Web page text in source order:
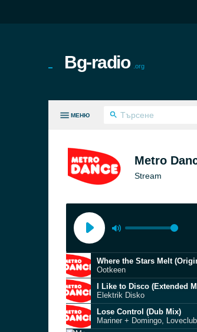
Bg-radio .org
МЕНЮ
Metro
Stream
Where the Stars Melt
Ootkeen
I Like to Disco (Extended
Elektrik Disko
Lose Control (Dub Mix)
Mariner + Domingo, Loveclub